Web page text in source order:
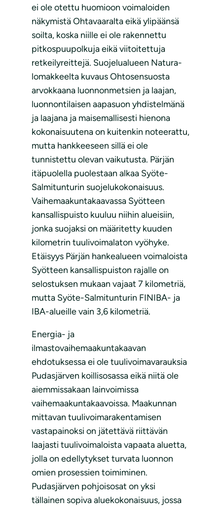
ei ole otettu huomioon voimaloiden
näkymistä Ohtavaaralta eikä ylipäänsä
soilta, koska niille ei ole rakennettu
pitkospuupolkuja eikä viitoitettuja
retkeilyreittejä. Suojelualueen Natura-
lomakkeelta kuvaus Ohtosensuosta
arvokkaana luonnonmetsien ja laajan,
luonnontilaisen aapasuon yhdistelmänä
ja laajana ja maisemallisesti hienona
kokonaisuutena on kuitenkin noteerattu,
mutta hankkeeseen sillä ei ole
tunnistettu olevan vaikutusta. Pärjän
itäpuolella puolestaan alkaa Syöte-
Salmitunturin suojelukokonaisuus.
Vaihemaakuntakaavassa Syötteen
kansallispuisto kuuluu niihin alueisiin,
jonka suojaksi on määritetty kuuden
kilometrin tuulivoimalaton vyöhyke.
Etäisyys Pärjän hankealueen voimaloista
Syötteen kansallispuiston rajalle on
selostuksen mukaan vajaat 7 kilometriä,
mutta Syöte-Salmitunturin FINIBA- ja
IBA-alueille vain 3,6 kilometriä.
Energia- ja
ilmastovaihemaakuntakaavan
ehdotuksessa ei ole tuulivoimavarauksia
Pudasjärven koillisosassa eikä niitä ole
aiemmissakaan lainvoimissa
vaihemaakuntakaavoissa. Maakunnan
mittavan tuulivoimarakentamisen
vastapainoksi on jätettävä riittävän
laajasti tuulivoimaloista vapaata aluetta,
jolla on edellytykset turvata luonnon
omien prosessien toimiminen.
Pudasjärven pohjoisosat on yksi
tällainen sopiva aluekokonaisuus, jossa